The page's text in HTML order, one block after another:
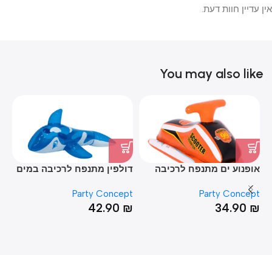
אין עדיין חוות דעת.
You may also like
אופנוע ים מתנפח לרכיבה
Party Concept
34.90 ₪
דולפין מתנפח לרכיבה במים
Party Concept
42.90 ₪